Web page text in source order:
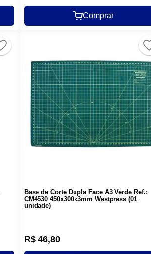
Comprar
Base de Corte Dupla Face A3 Verde Ref.:
CM4530 450x300x3mm Westpress (01
unidade)
R$ 46,80